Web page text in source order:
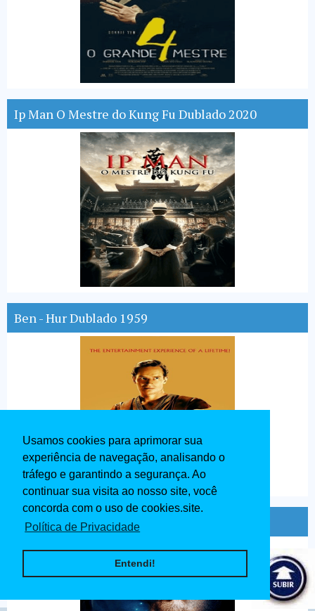
Usamos cookies para aprimorar sua
experiência de navegação, analisando o
tráfego e garantindo a segurança. Ao
continuar sua visita ao nosso site, você
concorda com o uso de cookies.site.
Política de Privacidade
Entendi!
Ip Man O Mestre do Kung Fu Dublado 2020
Ben - Hur Dublado 1959
Avatar Dublado 2009